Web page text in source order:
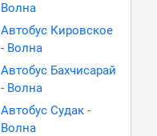
Волна
Автобус Кировское
- Волна
Автобус Бахчисарай
- Волна
Автобус Судак -
Волна